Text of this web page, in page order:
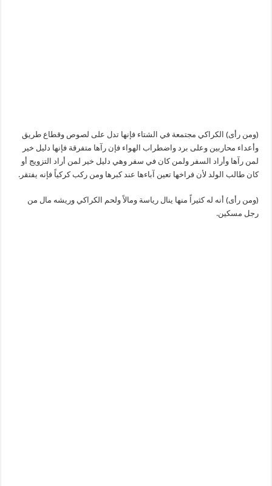
(ومن رأى) الكراكي مجتمعة في الشتاء فإنها تدل على لصوص وقطاع طريق
وأعداء محاربين وعلى برد واضطراب الهواء فإن رآها متفرقة فإنها دليل خير
لمن رآها وأراد السفر ولمن كان في سفر وهي دليل خير لمن أراد التزويج أو
كان طالب الولد لأن فراخها تعين آباءها عند كبرها ومن ركب كركياً فإنه يفتقر.
(ومن رأى) أنه له كثيراً منها ينال رياسة ومالاً ولحم الكراكي وريشه مال من
رجل مسكين.